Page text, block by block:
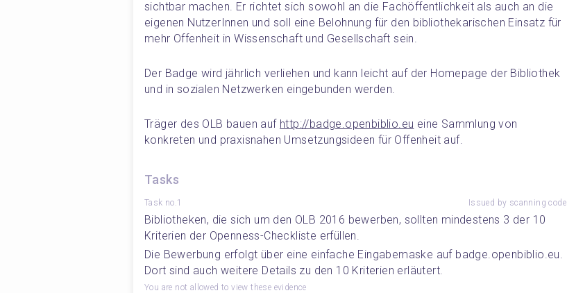
sichtbar machen. Er richtet sich sowohl an die Fachöffentlichkeit als auch an die
eigenen NutzerInnen und soll eine Belohnung für den bibliothekarischen Einsatz für
mehr Offenheit in Wissenschaft und Gesellschaft sein.
Der Badge wird jährlich verliehen und kann leicht auf der Homepage der Bibliothek
und in sozialen Netzwerken eingebunden werden.
Träger des OLB bauen auf http://badge.openbiblio.eu eine Sammlung von
konkreten und praxisnahen Umsetzungsideen für Offenheit auf.
Tasks
Task no.1 Issued by scanning code
Bibliotheken, die sich um den OLB 2016 bewerben, sollten mindestens 3 der 10
Kriterien der Openness-Checkliste erfüllen.
Die Bewerbung erfolgt über eine einfache Eingabemaske auf badge.openbiblio.eu.
Dort sind auch weitere Details zu den 10 Kriterien erläutert.
You are not allowed to view these evidence